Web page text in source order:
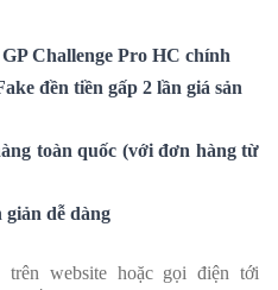
Challenge Pro HC chính
đền tiền gấp 2 lần giá sản
toàn quốc (với đơn hàng từ
dễ dàng
website hoặc gọi điện tới